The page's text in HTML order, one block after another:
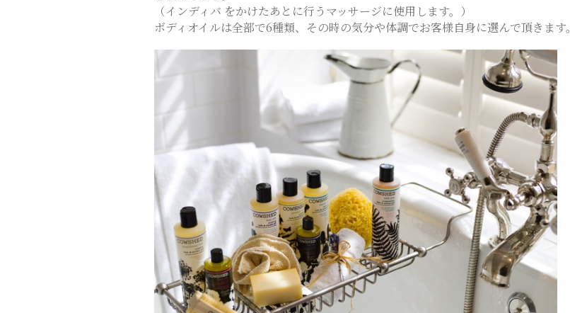
CHIGASAKI
（インディバ をかけたあとに行うマッサージに使用します。）
ボディオイルは全部で6種類、その時の気分や体調でお客様自身に選んで頂きます。